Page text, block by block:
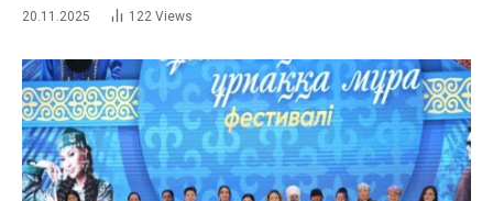
20.11.2025 122 Views